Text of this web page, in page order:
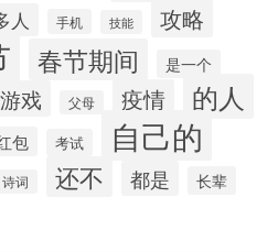
人 手机 技能 攻略
春节期间 是一个
游戏 父母 疫情 的人
包 考试 自己的
诗词 还不 都是 长辈